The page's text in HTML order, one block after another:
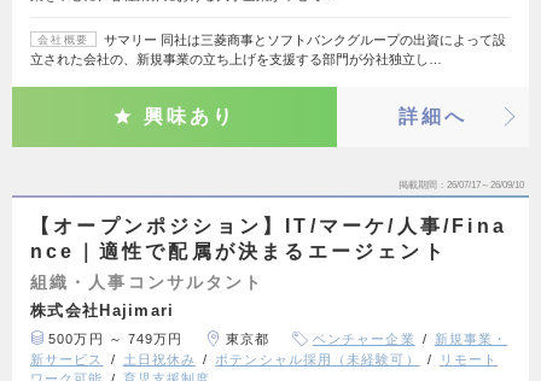
会社概要
サマリー 同社は三菱商事とソフトバンクグループの出資によって設
立された会社の、新規事業の立ち上げを支援する部門が分社独立し…
興味あり 詳細へ
掲載期間 26/07/17～26/09/10
【オープンポジション】IT/マーケ/人事/Fina
nce｜適性で配属が決まるエージェント
組織・人事コンサルタント
株式会社Hajimari
500万円 ～ 749万円 東京都 ベンチャー企業
新規事業・
新サービス
土日祝休み ポテンシャル採用（未経験可）
リモート
ワーク可能
育児支援制度